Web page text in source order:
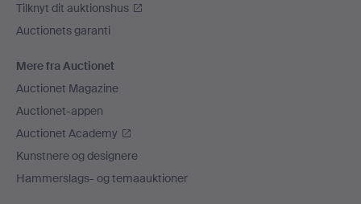
Tilknyt dit auktionshus
Auctionets garanti
Mere fra Auctionet
Auctionet Magazine
Auctionet-appen
Auctionet Academy
Kunstnere og designere
Hammerslags- og temaauktioner